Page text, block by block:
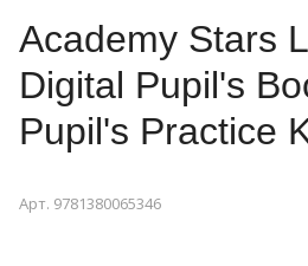
Academy Stars
Digital Pupil's
Pupil's Practice
Арт. 9781380065346